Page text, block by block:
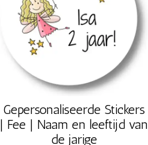
Gepersonaliseerde Stickers
| Fee | Naam en leeftijd van
de jarige